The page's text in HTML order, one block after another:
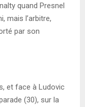
quand Presnel
mais l’arbitre,
par son
et face à Ludovic
(30), sur la